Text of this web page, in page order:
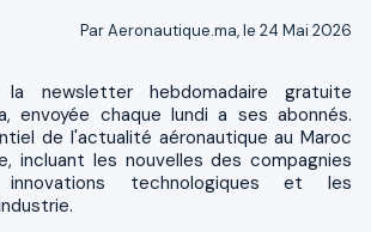
Par Aeronautique.ma, le 24 Mai 2026
envoyée chaque lundi a ses abonnés.
de l'actualité aéronautique au Maroc
incluant les nouvelles des compagnies
technologiques et les